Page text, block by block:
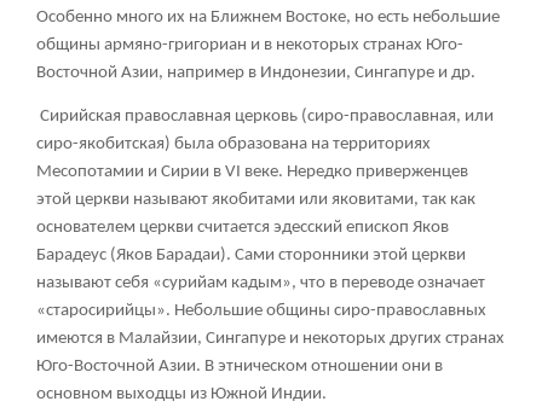
Особенно много их на Ближнем Востоке, но есть небольшие
общины армяно-григориан и в некоторых странах Юго-
Восточной Азии, например в Индонезии, Сингапуре и др.
Сирийская православная церковь (сиро-православная, или
сиро-якобитская) была образована на территориях
Месопотамии и Сирии в VI веке. Нередко приверженцев
этой церкви называют якобитами или яковитами, так как
основателем церкви считается эдесский епископ Яков
Барадеус (Яков Барадаи). Сами сторонники этой церкви
называют себя «сурийам кадым», что в переводе означает
«старосирийцы». Небольшие общины сиро-православных
имеются в Малайзии, Сингапуре и некоторых других странах
Юго-Восточной Азии. В этническом отношении они в
основном выходцы из Южной Индии.